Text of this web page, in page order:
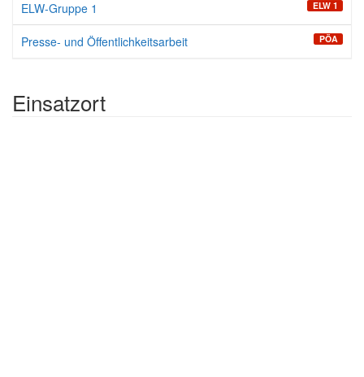
ELW-Gruppe 1 ELW 1
Presse- und Öffentlichkeitsarbeit PÖA
Einsatzort